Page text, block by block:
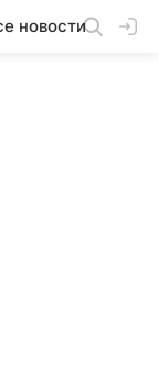
новости